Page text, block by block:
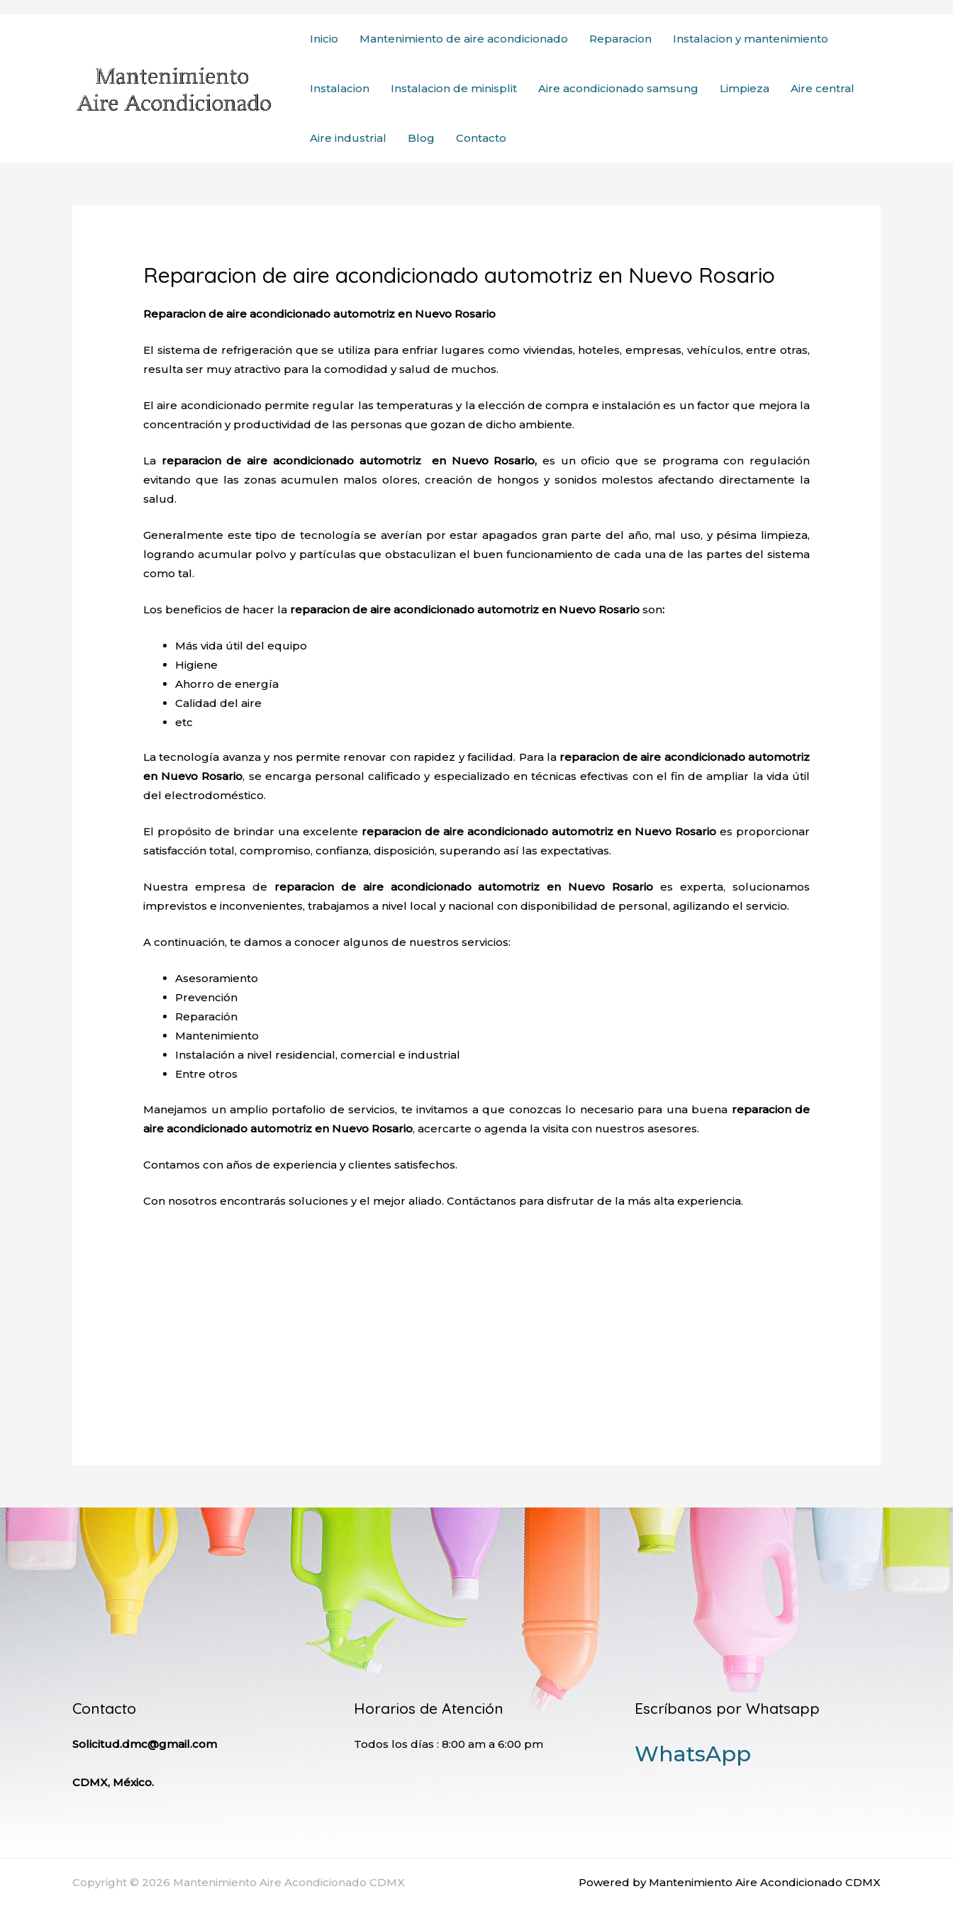
Inicio Mantenimiento de aire acondicionado Reparacion Instalacion y mantenimiento
Instalacion Instalacion de minisplit Aire acondicionado samsung Limpieza Aire central
Aire industrial Blog Contacto
Reparacion de aire acondicionado automotriz en Nuevo Rosario
Reparacion de aire acondicionado automotriz en Nuevo Rosario
El sistema de refrigeración que se utiliza para enfriar lugares como viviendas, hoteles, empresas, vehículos, entre otras,
resulta ser muy atractivo para la comodidad y salud de muchos.
El aire acondicionado permite regular las temperaturas y la elección de compra e instalación es un factor que mejora la
concentración y productividad de las personas que gozan de dicho ambiente.
La reparacion de aire acondicionado automotriz en Nuevo Rosario, es un oficio que se programa con regulación
evitando que las zonas acumulen malos olores, creación de hongos y sonidos molestos afectando directamente la
salud.
Generalmente este tipo de tecnología se averían por estar apagados gran parte del año, mal uso, y pésima limpieza,
logrando acumular polvo y partículas que obstaculizan el buen funcionamiento de cada una de las partes del sistema
como tal.
Los beneficios de hacer la reparacion de aire acondicionado automotriz en Nuevo Rosarioson:
Más vida útil del equipo
Higiene
Ahorro de energía
Calidad del aire
etc
La tecnología avanza y nos permite renovar con rapidez y facilidad. Para la reparacion de aire acondicionado automotriz
en Nuevo Rosario, se encarga personal calificado y especializado en técnicas efectivas con el fin de ampliar la vida útil
del electrodoméstico.
El propósito de brindar una excelente reparacion de aire acondicionado automotriz en Nuevo Rosarioes proporcionar
satisfacción total, compromiso, confianza, disposición, superando así las expectativas.
Nuestra empresa de reparacion de aire acondicionado automotriz en Nuevo Rosario es experta, solucionamos
imprevistos e inconvenientes, trabajamos a nivel local y nacional con disponibilidad de personal, agilizando el servicio.
A continuación, te damos a conocer algunos de nuestros servicios:
Asesoramiento
Prevención
Reparación
Mantenimiento
Instalación a nivel residencial, comercial e industrial
Entre otros
Manejamos un amplio portafolio de servicios, te invitamos a que conozcas lo necesario para una buena reparacion de
aire acondicionado automotriz en Nuevo Rosario, acercarte o agenda la visita con nuestros asesores.
Contamos con años de experiencia y clientes satisfechos.
Con nosotros encontrarás soluciones y el mejor aliado. Contáctanos para disfrutar de la más alta experiencia.
Contacto
Solicitud.dmc@gmail.com
CDMX, México.
Horarios de Atención
Todos los días : 8:00 am a 6:00 pm
Escríbanos por Whatsapp
WhatsApp
Copyright © 2026 Mantenimiento Aire Acondicionado CDMX Powered by Mantenimiento Aire Acondicionado CDMX